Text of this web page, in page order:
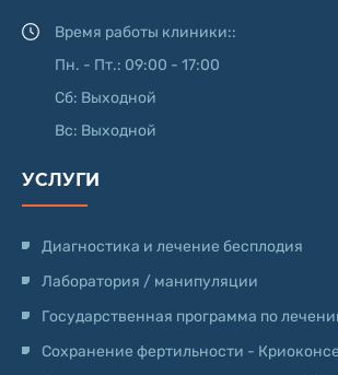
Время работы клиники::
Пн. - Пт.: 09:00 - 17:00
Сб: Выходной
Вс: Выходной
УСЛУГИ
Диагностика и лечение бесплодия
Лаборатория / манипуляции
Государственная программа по
Сохранение фертильности -